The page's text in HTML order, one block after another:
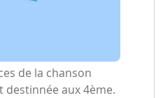
de la chanson
destinnée aux 4ème.